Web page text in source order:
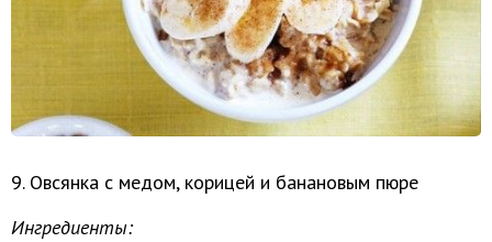
9. Овсянка с медом, корицей и банановым пюре
Ингредиенты: